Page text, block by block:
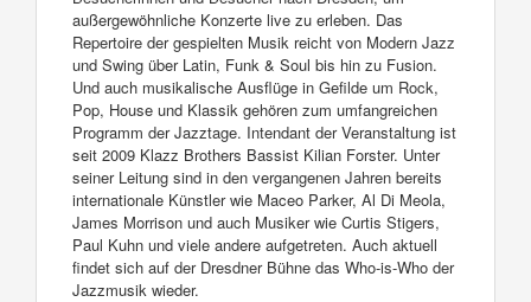
außergewöhnliche Konzerte live zu erleben. Das
Repertoire der gespielten Musik reicht von Modern Jazz
und Swing über Latin, Funk & Soul bis hin zu Fusion.
Und auch musikalische Ausflüge in Gefilde um Rock,
Pop, House und Klassik gehören zum umfangreichen
Programm der Jazztage. Intendant der Veranstaltung ist
seit 2009 Klazz Brothers Bassist Kilian Forster. Unter
seiner Leitung sind in den vergangenen Jahren bereits
internationale Künstler wie Maceo Parker, Al Di Meola,
James Morrison und auch Musiker wie Curtis Stigers,
Paul Kuhn und viele andere aufgetreten. Auch aktuell
findet sich auf der Dresdner Bühne das Who-is-Who der
Jazzmusik wieder.